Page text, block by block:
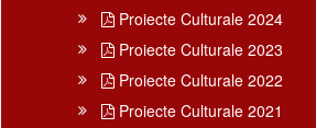
Proiecte Culturale 2024
Proiecte Culturale 2023
Proiecte Culturale 2022
Proiecte Culturale 2021